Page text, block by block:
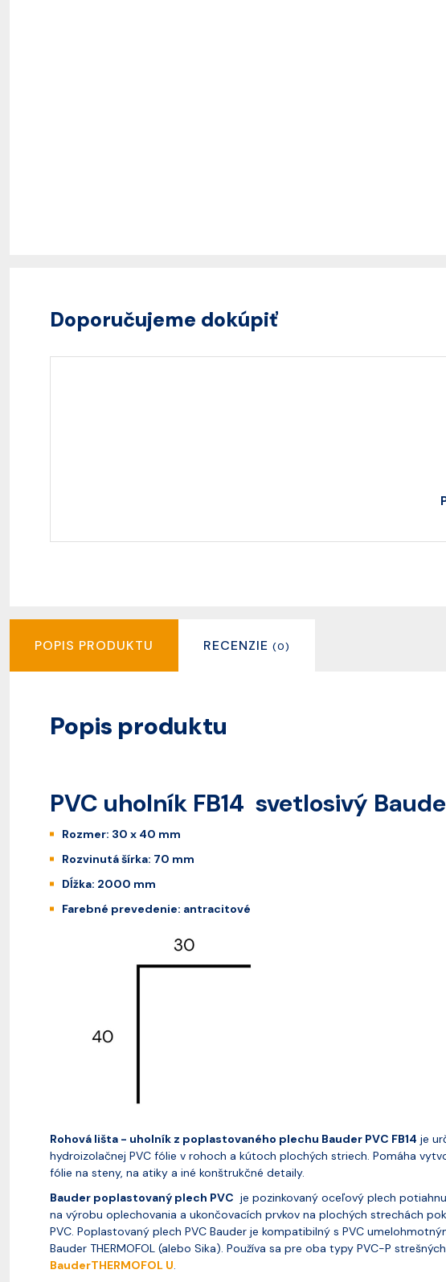
Doporučujeme dokúpiť
POPIS PRODUKTU RECENZIE (0)
Popis produktu
PVC uholník FB14 svetlosivý
Rozmer: 30 x 40 mm
Rozvinutá šírka: 70 mm
Dĺžka: 2000 mm
Farebné prevedenie: antracitové
Rohová lišta - uholník z poplastovaného plechu Bauder PVC FB14 je
hydroizolačnej PVC fólie v rohoch a kútoch plochých striech. Pomáha
fólie na steny, na atiky a iné konštrukčné detaily.
Bauder poplastovaný plech PVC je pozinkovaný oceľový plech
na výrobu oplechovania a ukončovacích prvkov na plochých strechách
PVC. Poplastovaný plech PVC Bauder je kompatibilný s PVC
Bauder THERMOFOL (alebo Sika). Používa sa pre oba typy PVC-P
BauderTHERMOFOL U.